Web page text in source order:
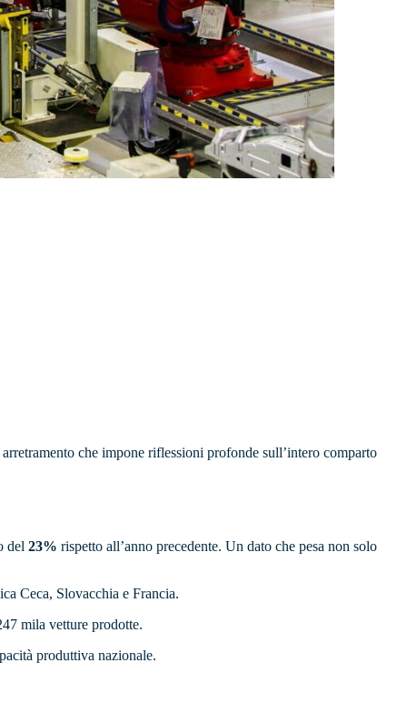
che impone riflessioni profonde sull’intero comparto
del 23% rispetto all’anno precedente. Un dato che pesa non solo
Ceca, Slovacchia e Francia.
mila vetture prodotte.
produttiva nazionale.